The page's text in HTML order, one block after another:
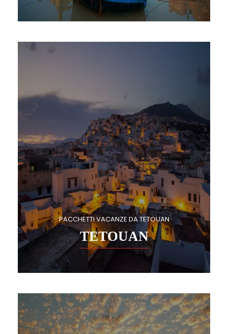
PACCHETTI VACANZE DA TETOUAN
TETOUAN